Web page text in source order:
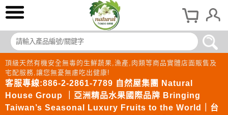
頂級天然有機安全無毒的生鮮蔬果,漁產,肉類等商品實體店面販售及
宅配服務,讓您無憂無慮吃出健康!
客服專線:886-2-2861-7789 自然屋集團 Natural
House Group ｜亞洲精品水果國際品牌 Bringing
Taiwan’s Seasonal Luxury Fruits to the World｜台